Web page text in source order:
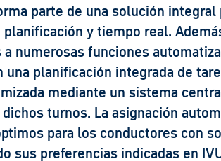
parte de una solución
y tiempo real.
a numerosas funciones
una planificación integrada de
mediante un sistema
turnos. La asignación
para los conductores con
sus preferencias indicadas en